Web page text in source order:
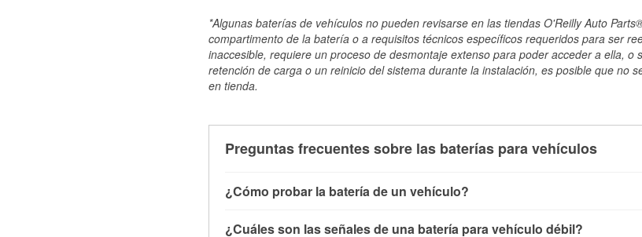
*Algunas baterías de vehículos no pueden revisarse en las tiendas O'Reilly Auto
compartimento de la batería o a requisitos técnicos específicos requeridos para ser
inaccesible, requiere un proceso de desmontaje extenso para poder acceder a ella, o
retención de carga o un reinicio del sistema durante la instalación, es posible que no
en tienda.
Preguntas frecuentes sobre las baterías para vehículos
¿Cómo probar la batería de un vehículo?
¿Cuáles son las señales de una batería para vehículo débil?